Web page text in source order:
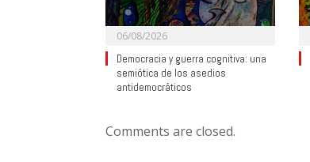
06/08/2026
Democracia y guerra cognitiva: una
semiótica de los asedios
antidemocráticos
Comments are closed.